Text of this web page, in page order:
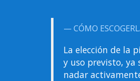
CÓMO
La elección de la
y uso previsto, ya
nadar